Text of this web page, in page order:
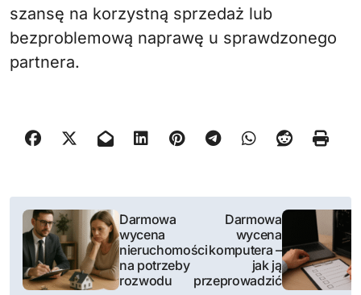
szansę na korzystną sprzedaż lub
bezproblemową naprawę u sprawdzonego
partnera.
N
w
Darmowa
wycena
nieruchomości
na potrzeby
rozwodu
Darmowa
wycena
komputera –
jak ją
przeprowadzić